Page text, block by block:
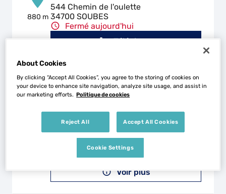
880 m
544 Chemin de l'oulette
34700 SOUBES
Fermé aujourd'hui
Téléphone
25 RUE DU CARDINAL
34800 CLERMONT L HERAULT
Fermé aujourd'hui
Téléphone
Voir plus
About Cookies
By clicking “Accept All Cookies”, you agree to the storing of cookies on
your device to enhance site navigation, analyze site usage, and assist in
our marketing efforts. Politique de cookies
Reject All Accept All Cookies
Cookie Settings